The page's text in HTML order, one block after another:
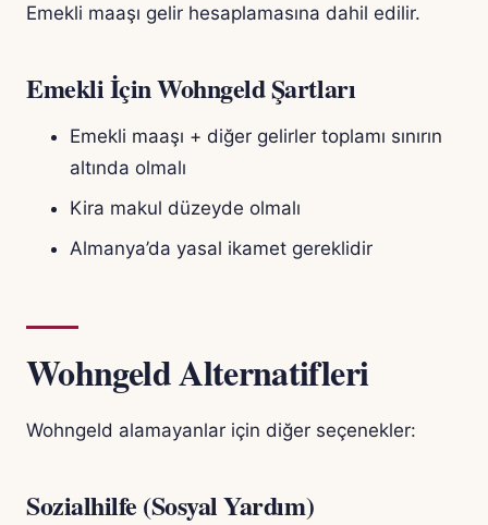
Emekli maaşı gelir hesaplamasına dahil edilir.
Emekli İçin Wohngeld Şartları
Emekli maaşı + diğer gelirler toplamı sınırın
altında olmalı
Kira makul düzeyde olmalı
Almanya’da yasal ikamet gereklidir
Wohngeld Alternatifleri
Wohngeld alamayanlar için diğer seçenekler:
Sozialhilfe (Sosyal Yardım)